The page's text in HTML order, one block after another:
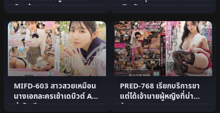
หัวหน้า
เปิดตัว AV
MIFD-603 สาวสวยเหมือน
นางเอกละครเช้าเดบิวต์ AV
น่ารักเงียบๆ
PRED-768 เรียกบริการขา
แต่ได้เจ้านายผู้หญิงที่น่า
รำคาญมา